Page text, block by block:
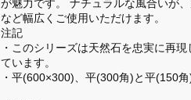
が魅力です。 ナチュラルな風合いが
など幅広くご使用いただけます。
注記
・このシリーズは天然石を忠実に再
ています。
・平(600×300)、平(300角)と平(150